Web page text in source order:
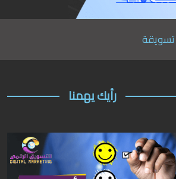
تسويقة
رأيك يهمنا